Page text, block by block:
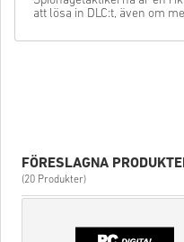
att lösa in DLC:t, även om
FÖRESLAGNA
(20 Produkter)